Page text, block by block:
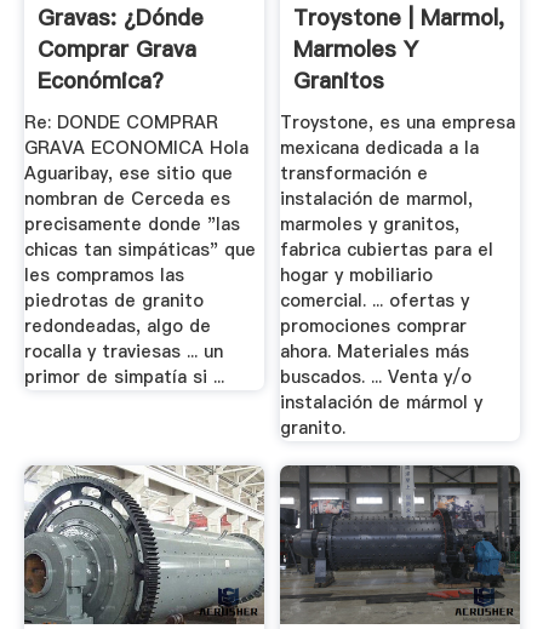
Gravas: ¿dónde
Comprar Grava
Económica?
Re: DONDE COMPRAR
GRAVA ECONOMICA Hola
Aguaribay, ese sitio que
nombran de Cerceda es
precisamente donde "las
chicas tan simpáticas" que
les compramos las
piedrotas de granito
redondeadas, algo de
rocalla y traviesas ... un
primor de simpatía si ...
Troystone | Marmol,
Marmoles Y
Granitos
Troystone, es una empresa
mexicana dedicada a la
transformación e
instalación de marmol,
marmoles y granitos,
fabrica cubiertas para el
hogar y mobiliario
comercial. ... ofertas y
promociones comprar
ahora. Materiales más
buscados. ... Venta y/o
instalación de mármol y
granito.